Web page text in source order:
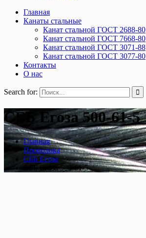
Главная
Канаты стальные
Канат стальной ГОСТ 2688-80
Канат стальной ГОСТ 7668-80
Канат стальной ГОСТ 3071-88
Канат стальной ГОСТ 3077-80
Контакты
О нас
Search for:
СББ Егоза 500-61-5
Главная
Проволока
СББ Егоза
СББ Егоза 500-61-5